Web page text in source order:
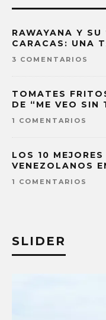
RAWAYANA Y SU
CARACAS: UNA
3 COMENTARIOS
TOMATES
DE “ME VEO SIN
1 COMENTARIOS
LOS 10
VENEZOLANOS
1 COMENTARIOS
SLIDER